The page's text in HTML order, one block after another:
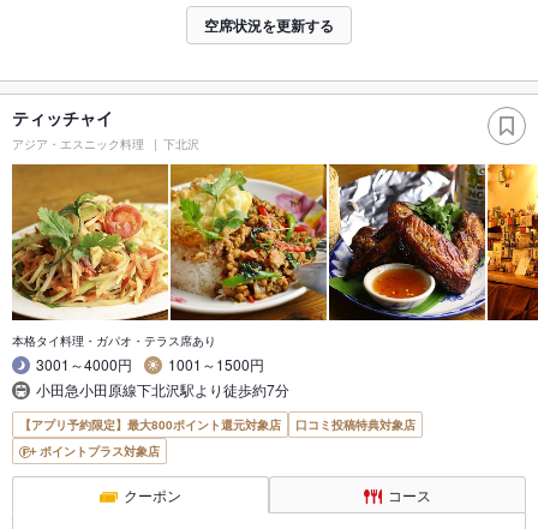
空席状況を更新する
ティッチャイ
アジア・エスニック料理 下北沢
本格タイ料理・ガパオ・テラス席あり
3001～4000円
1001～1500円
小田急小田原線下北沢駅より徒歩約7分
【アプリ予約限定】最大800ポイント還元対象店
口コミ投稿特典対象店
ポイントプラス対象店
クーポン コース